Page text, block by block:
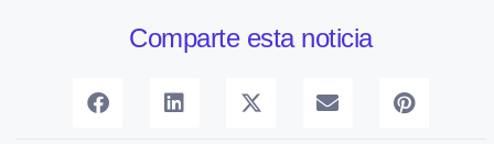
Comparte esta noticia